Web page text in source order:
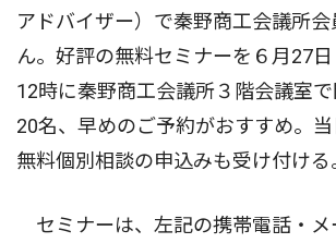
アドバイザー）で秦野商工会議所
ん。好評の無料セミナーを６月27
12時に秦野商工会議所３階会議室
20名、早めのご予約がおすすめ。
無料個別相談の申込みも受け付ける
セミナーは、左記の携帯電話・メ